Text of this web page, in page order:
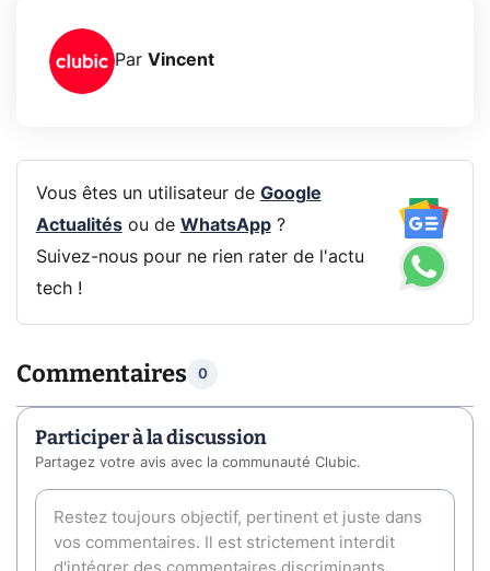
Par Vincent
Vous êtes un utilisateur de Google
Actualitésou de WhatsApp?
Suivez-nous pour ne rien rater de l'actu
tech !
Commentaires 0
Participer à la discussion
Partagez votre avis avec la communauté Clubic.